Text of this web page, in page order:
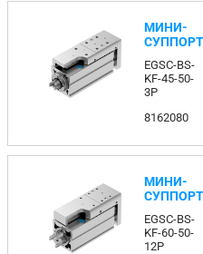
МИНИ-
СУППОРТ
EGSC-BS-
KF-45-50-
3P
8162080
МИНИ-
СУППОРТ
EGSC-BS-
KF-60-50-
12P